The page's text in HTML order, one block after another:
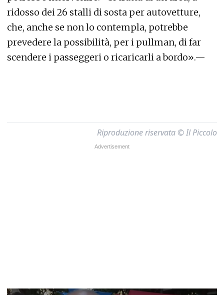
ridosso dei 26 stalli di sosta per autovetture,
che, anche se non lo contempla, potrebbe
prevedere la possibilità, per i pullman, di far
scendere i passeggeri o ricaricarli a bordo».—
Riproduzione riservata © Il Piccolo